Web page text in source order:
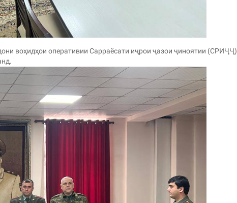
воҳидҳои оперативии Сарраёсати иҷрои ҷазои ҷиноятии (СРИҶҶ)